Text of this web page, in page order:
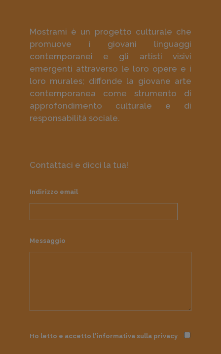
Mostrami è un progetto culturale che
promuove i giovani linguaggi
contemporanei e gli artisti visivi
emergenti attraverso le loro opere e i
loro murales; diffonde la giovane arte
contemporanea come strumento di
approfondimento culturale e di
responsabilità sociale.
Contattaci e dicci la tua!
Indirizzo email
Messaggio
Ho letto e accetto l'informativa sulla privacy